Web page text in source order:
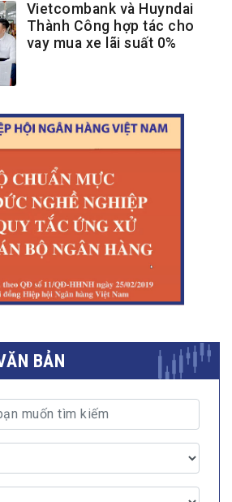
Vietcombank và Huyndai
Thành Công hợp tác cho
vay mua xe lãi suất 0%
BẢN